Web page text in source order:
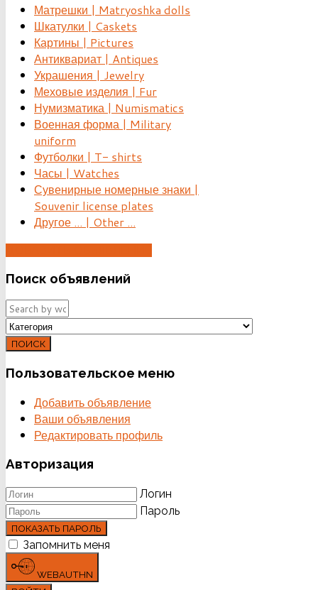
Матрешки | Matryoshka dolls
Шкатулки | Caskets
Картины | Pictures
Антиквариат | Antiques
Украшения | Jewelry
Меховые изделия | Fur
Нумизматика | Numismatics
Военная форма | Military
uniform
Футболки | T- shirts
Часы | Watches
Сувенирные номерные знаки |
Souvenir license plates
Другое ... | Other ...
Поиск объявлений
ПОИСК
Пользовательское меню
Добавить объявление
Ваши объявления
Редактировать профиль
Авторизация
Логин
Пароль
ПОКАЗАТЬ ПАРОЛЬ
Запомнить меня
WEBAUTHN